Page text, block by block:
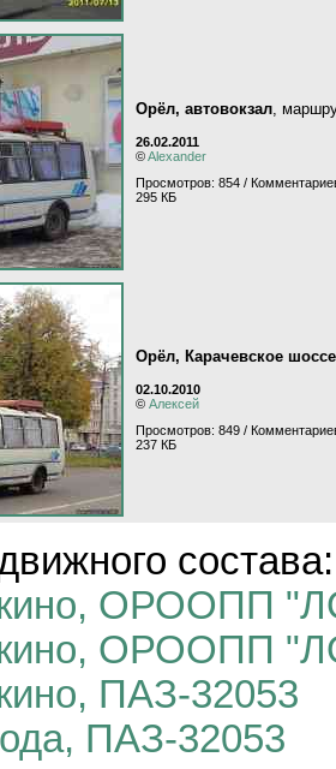
Орёл, автовокзал,
26.02.2011
©Alexander
Просмотров: 854 /
295 КБ
Орёл, Карачевское шоссе
02.10.2010
© Алексей
Просмотров: 849 /
237 КБ
состава:
ОРООПП
ОРООПП
ПАЗ-32053
ПАЗ-32053